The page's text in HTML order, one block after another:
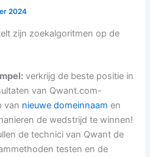
2024
zijn zoekalgoritmen op de
verkrijg de beste positie in
van Qwant.com-
van nieuwe domeinnaam en
de wedstrijd te winnen!
de technici van Qwant de
testen en de